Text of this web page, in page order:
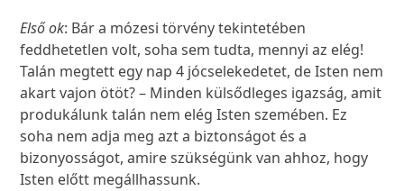
Első ok: Bár a mózesi törvény tekintetében
feddhetetlen volt, soha sem tudta, mennyi az elég!
Talán megtett egy nap 4 jócselekedetet, de Isten nem
akart vajon ötöt? – Minden külsődleges igazság, amit
produkálunk talán nem elég Isten szemében. Ez
soha nem adja meg azt a biztonságot és a
bizonyosságot, amire szükségünk van ahhoz, hogy
Isten előtt megállhassunk.